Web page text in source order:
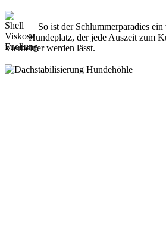
So ist der Schlummerparadies ein
Hundeplatz, der jede Auszeit zum
Vierbeiner werden lässt.